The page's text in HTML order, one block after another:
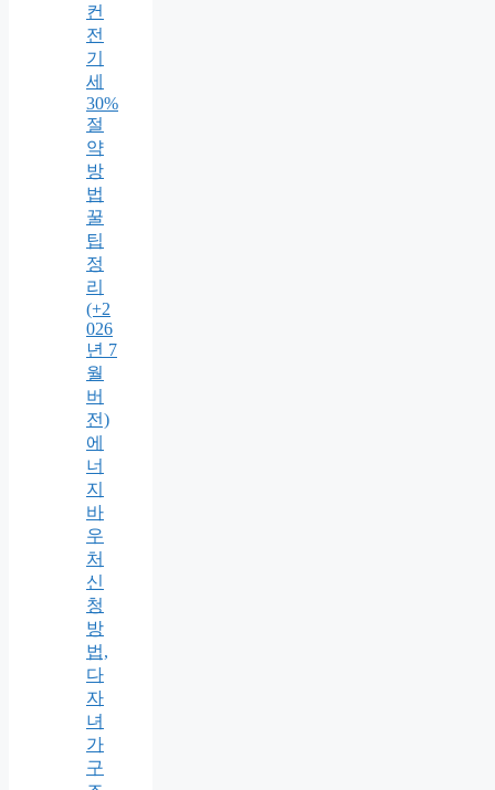
컨
전
기
세
30%
절
약
방
법
꿀
팁
정
리
(+2
026
년 7
월
버
전)
에
너
지
바
우
처
신
청
방
법,
다
자
녀
가
구